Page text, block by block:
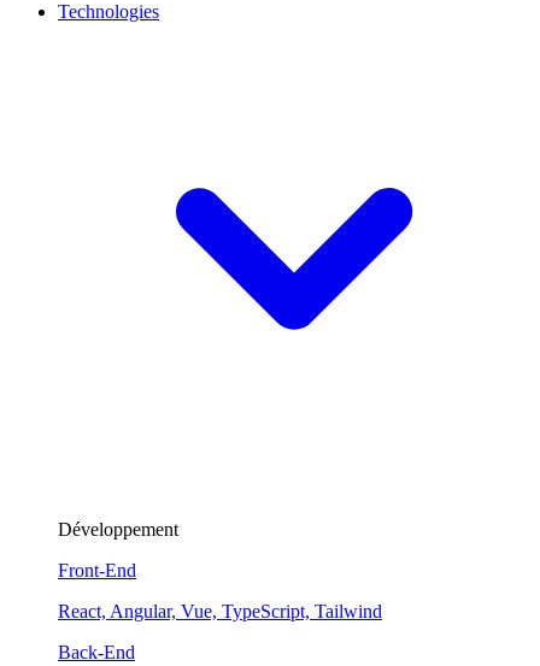
Technologies
Développement
Front-End
React, Angular, Vue, TypeScript, Tailwind
Back-End